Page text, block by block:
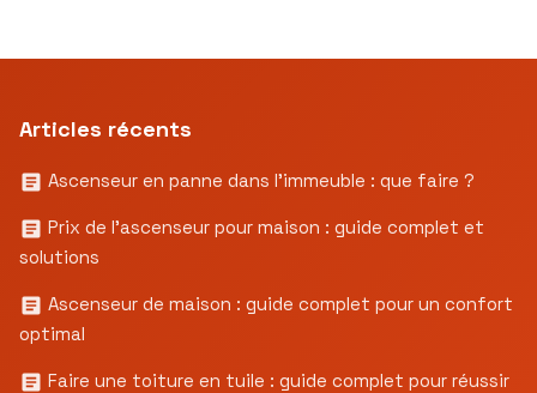
Articles récents
Ascenseur en panne dans l’immeuble : que faire ?
Prix de l’ascenseur pour maison : guide complet et
solutions
Ascenseur de maison : guide complet pour un confort
optimal
Faire une toiture en tuile : guide complet pour réussir